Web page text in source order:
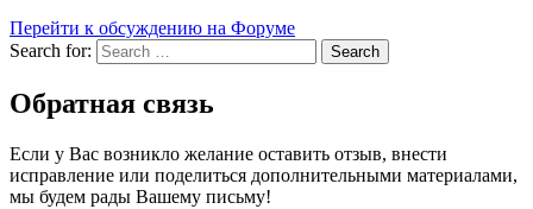
Перейти к обсуждению на Форуме
Search for:
Search
Обратная связь
Если у Вас возникло желание оставить отзыв, внести
исправление или поделиться дополнительными материалами,
мы будем рады Вашему письму!